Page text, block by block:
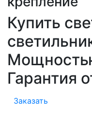
Купить
Гарантия
Заказать